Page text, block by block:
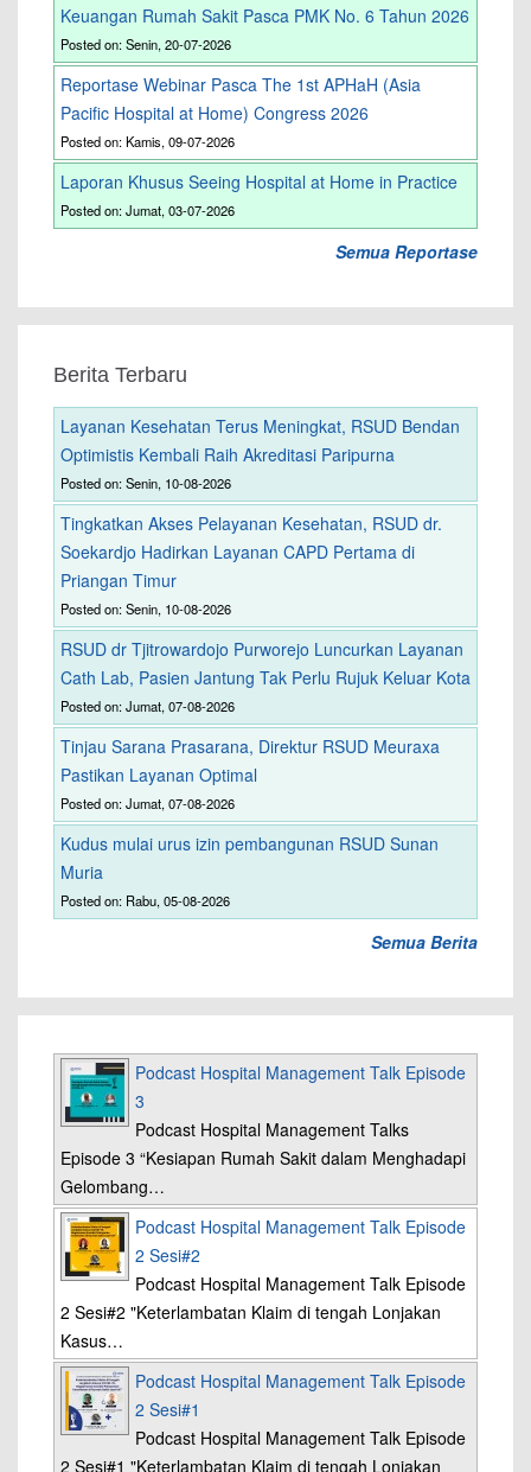
Keuangan Rumah Sakit Pasca PMK No. 6 Tahun 2026
Posted on: Senin, 20-07-2026
Reportase Webinar Pasca The 1st APHaH (Asia
Pacific Hospital at Home) Congress 2026
Posted on: Kamis, 09-07-2026
Laporan Khusus Seeing Hospital at Home in Practice
Posted on: Jumat, 03-07-2026
Semua Reportase
Berita Terbaru
Layanan Kesehatan Terus Meningkat, RSUD Bendan
Optimistis Kembali Raih Akreditasi Paripurna
Posted on: Senin, 10-08-2026
Tingkatkan Akses Pelayanan Kesehatan, RSUD dr.
Soekardjo Hadirkan Layanan CAPD Pertama di
Priangan Timur
Posted on: Senin, 10-08-2026
RSUD dr Tjitrowardojo Purworejo Luncurkan Layanan
Cath Lab, Pasien Jantung Tak Perlu Rujuk Keluar Kota
Posted on: Jumat, 07-08-2026
Tinjau Sarana Prasarana, Direktur RSUD Meuraxa
Pastikan Layanan Optimal
Posted on: Jumat, 07-08-2026
Kudus mulai urus izin pembangunan RSUD Sunan
Muria
Posted on: Rabu, 05-08-2026
Semua Berita
Podcast Hospital Management Talk Episode
3
Podcast Hospital Management Talks
Episode 3 “Kesiapan Rumah Sakit dalam Menghadapi
Gelombang…
Podcast Hospital Management Talk Episode
2 Sesi#2
Podcast Hospital Management Talk Episode
2 Sesi#2 "Keterlambatan Klaim di tengah Lonjakan
Kasus…
Podcast Hospital Management Talk Episode
2 Sesi#1
Podcast Hospital Management Talk Episode
2 Sesi#1 "Keterlambatan Klaim di tengah Lonjakan